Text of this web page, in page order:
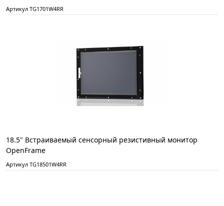
Артикул TG1701W4RR
18.5" Встраиваемый сенсорный резистивный монитор
OpenFrame
Артикул TG18501W4RR